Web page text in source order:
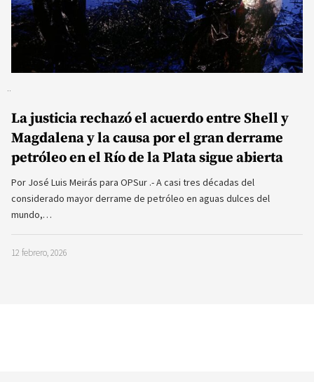
La justicia rechazó el acuerdo entre Shell y
Magdalena y la causa por el gran derrame
petróleo en el Río de la Plata sigue abierta
Por José Luis Meirás para OPSur .- A casi tres décadas del
considerado mayor derrame de petróleo en aguas dulces del
mundo,…
12 febrero, 2026